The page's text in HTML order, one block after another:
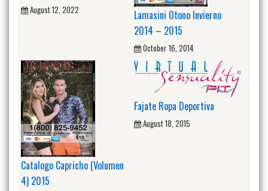
August 12, 2022
Lamasini Otono Invierno
2014 – 2015
October 16, 2014
Catalogo Capricho (Volumen
4) 2015
Fajate Ropa Deportiva
August 18, 2015